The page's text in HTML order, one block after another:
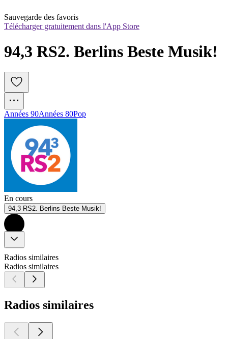
Sauvegarde des favoris
Télécharger gratuitement dans l'App Store
94,3 RS2. Berlins Beste Musik!
Années 90Années 80Pop
En cours
94,3 RS2. Berlins Beste Musik!
Radios similaires
Radios similaires
Radios similaires